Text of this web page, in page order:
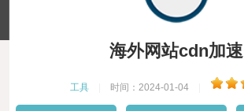
海外网站cdn加速
工具 时间：2024-01-04